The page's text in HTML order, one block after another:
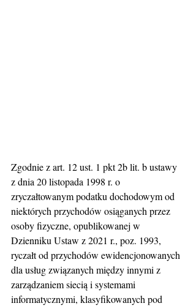
Zgodnie z art. 12 ust. 1 pkt 2b lit. b ustawy
z dnia 20 listopada 1998 r. o
zryczałtowanym podatku dochodowym od
niektórych przychodów osiąganych przez
osoby fizyczne, opublikowanej w
Dzienniku Ustaw z 2021 r., poz. 1993,
ryczałt od przychodów ewidencjonowanych
dla usług związanych między innymi z
zarządzaniem siecią i systemami
informatycznymi, klasyfikowanych pod